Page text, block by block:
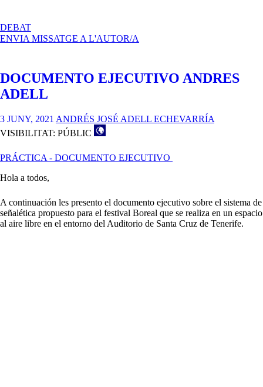
DEBATA
DOCUMENTO
PROYECTO
SEÑALÉTICA
ENVIA MISSATGE A L'AUTOR/A
DOCUMENTO EJECUTIVO ANDRES
ADELL
3 JUNY, 2021 ANDRÉS JOSÉ ADELL ECHEVARRÍA
VISIBILITAT: PÚBLIC
PRÁCTICA - DOCUMENTO EJECUTIVO
Hola a todos,
A continuación les presento el documento ejecutivo sobre el sistema de
señalética propuesto para el festival Boreal que se realiza en un espacio
al aire libre en el entorno del Auditorio de Santa Cruz de Tenerife.